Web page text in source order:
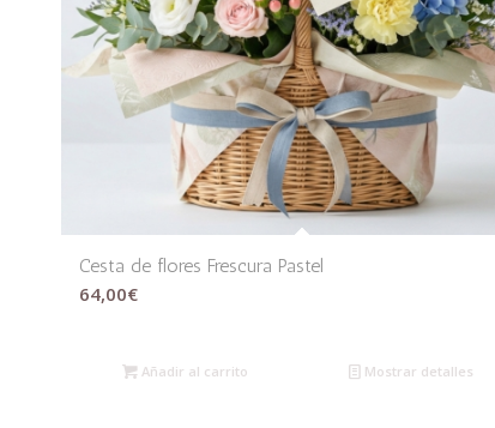
Cesta de flores Frescura Pastel
64,00€
Añadir al carrito Mostrar detalles